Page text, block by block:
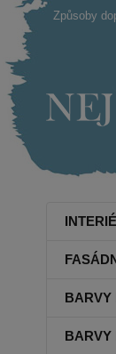
Způsoby
BARVY
BARVY